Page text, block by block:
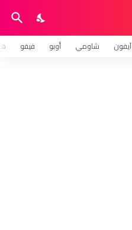
آيفون شاومي أوبو فيفو